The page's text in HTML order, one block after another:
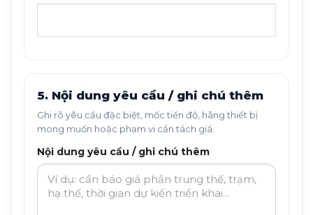
5. Nội dung yêu cầu / ghi chú thêm
Ghi rõ yêu cầu đặc biệt, mốc tiến độ, hãng thiết bị
mong muốn hoặc phạm vi cần tách giá.
Nội dung yêu cầu / ghi chú thêm